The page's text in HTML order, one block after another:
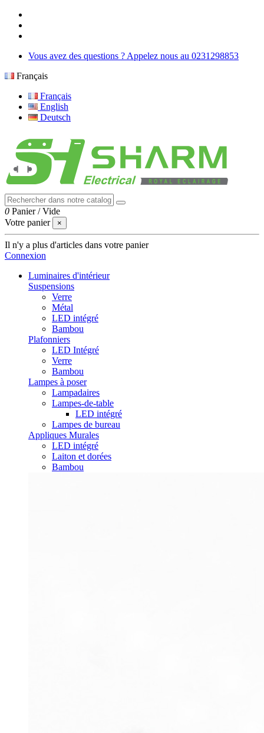
Vous avez des questions ? Appelez nous au 0231298853
Français
Français
English
Deutsch
0 Panier /Vide
Votre panier
×
Il n'y a plus d'articles dans votre panier
Connexion
Luminaires d'intérieur
Suspensions
Verre
Métal
LED intégré
Bambou
Plafonniers
LED Intégré
Verre
Bambou
Lampes à poser
Lampadaires
Lampes-de-table
LED intégré
Lampes de bureau
Appliques Murales
LED intégré
Laiton et dorées
Bambou